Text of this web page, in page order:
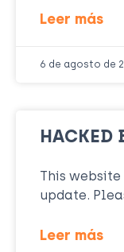
Leer más
6 de agosto de
HACKED
This
update.
Leer más